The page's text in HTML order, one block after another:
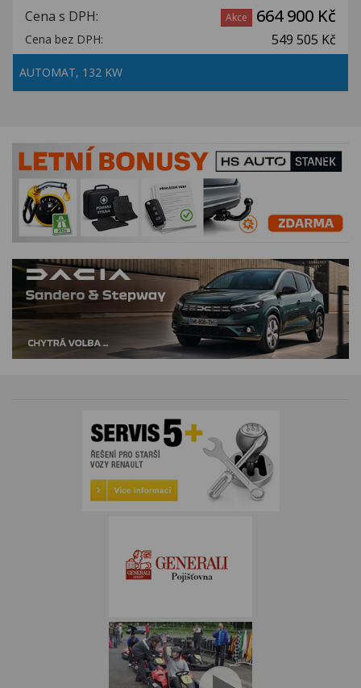
Cena s DPH: Akce 664 900 Kč
Cena bez DPH: 549 505 Kč
AUTOMAT, 132 KW